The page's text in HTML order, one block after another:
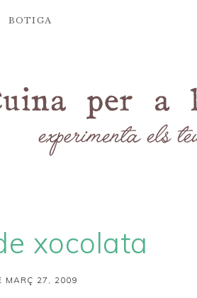
BOTIGA
xocolata
MARÇ 27, 2009